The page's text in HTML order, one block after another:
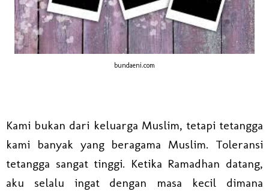
bundaeni.com
Kami bukan dari keluarga Muslim, tetapi tetangga
kami banyak yang beragama Muslim. Toleransi
tetangga sangat tinggi. Ketika Ramadhan datang,
aku selalu ingat dengan masa kecil dimana